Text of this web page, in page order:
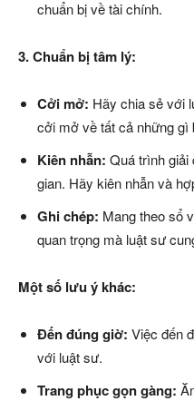
chuẩn bị về tài chính.
3. Chuẩn bị tâm lý:
Cởi mở: Hãy chia sẻ với
cởi mở về tất cả những gì
Kiên nhẫn: Quá trình
gian. Hãy kiên nhẫn và
Ghi chép: Mang theo sổ
quan trọng mà luật sư
Một số lưu ý khác:
Đến đúng giờ: Việc đến
với luật sư.
Trang phục gọn gàng: